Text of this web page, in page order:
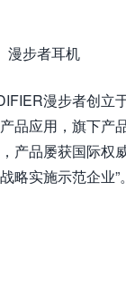
漫步者耳机
漫步者创立
品应用，旗下产
产品屡获国际权
略实施示范企业”。